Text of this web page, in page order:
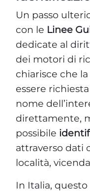
Un passo
con le Linee
dedicate al
dei motori di
chiarisce che
essere
nome
direttamente,
possibile
attraverso dati
località,
In Italia,